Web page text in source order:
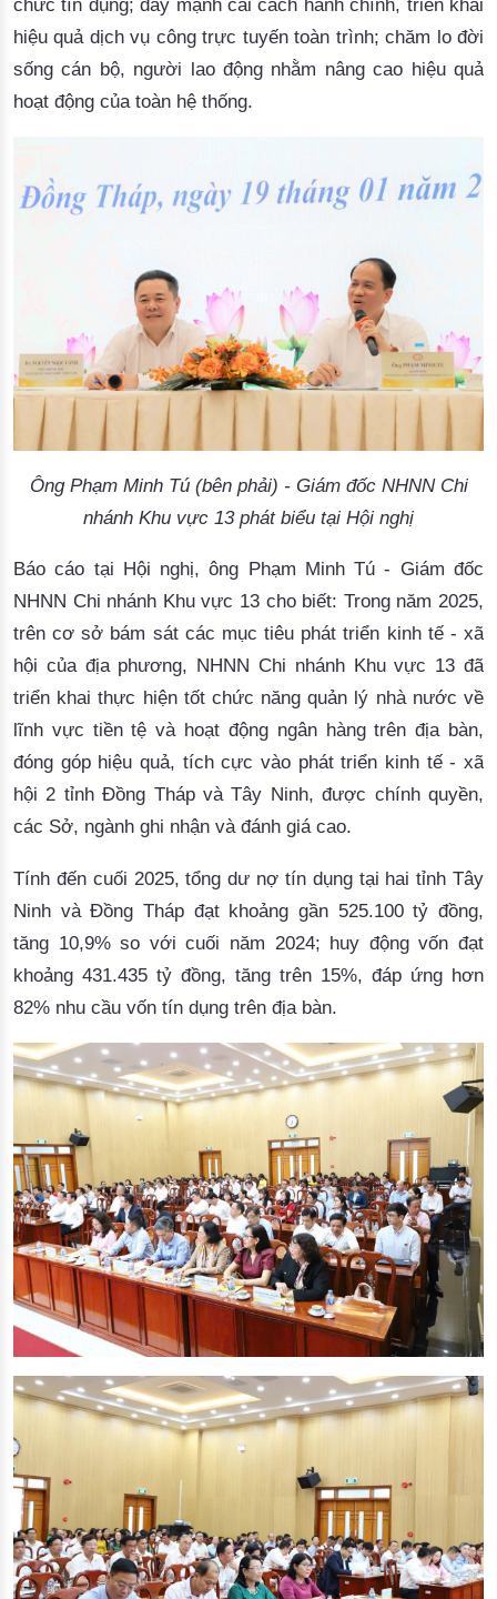
hiệu quả dịch vụ công trực tuyến toàn trình; chăm lo đời
sống cán bộ, người lao động nhằm nâng cao hiệu quả
hoạt động của toàn hệ thống.
Ông Phạm Minh Tú (bên phải) - Giám đốc NHNN Chi
nhánh Khu vực 13 phát biểu tại Hội nghị
Báo cáo tại Hội nghị, ông Phạm Minh Tú - Giám đốc
NHNN Chi nhánh Khu vực 13 cho biết: Trong năm 2025,
trên cơ sở bám sát các mục tiêu phát triển kinh tế - xã
hội của địa phương, NHNN Chi nhánh Khu vực 13 đã
triển khai thực hiện tốt chức năng quản lý nhà nước về
lĩnh vực tiền tệ và hoạt động ngân hàng trên địa bàn,
đóng góp hiệu quả, tích cực vào phát triển kinh tế - xã
hội 2 tỉnh Đồng Tháp và Tây Ninh, được chính quyền,
các Sở, ngành ghi nhận và đánh giá cao.
Tính đến cuối 2025, tổng dư nợ tín dụng tại hai tỉnh Tây
Ninh và Đồng Tháp đạt khoảng gần 525.100 tỷ đồng,
tăng 10,9% so với cuối năm 2024; huy động vốn đạt
khoảng 431.435 tỷ đồng, tăng trên 15%, đáp ứng hơn
82% nhu cầu vốn tín dụng trên địa bàn.